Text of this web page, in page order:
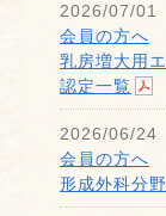
2026/07/01
会員の方へ
乳房増大用
認定一覧
2026/06/24
会員の方へ
形成外科分